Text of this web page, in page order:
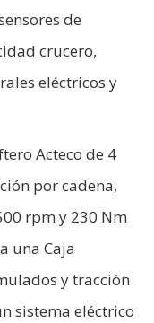
de
crucero,
eléctricos y
Acteco de 4
por cadena,
rpm y 230 Nm
una Caja
y tracción
sistema eléctrico